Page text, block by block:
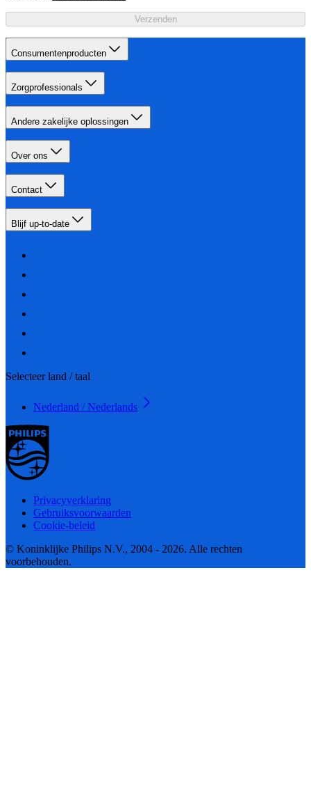
Verzenden
Consumentenproducten
Zorgprofessionals
Andere zakelijke oplossingen
Over ons
Contact
Blijf up-to-date
Selecteer land / taal
Nederland / Nederlands
Privacyverklaring
Gebruiksvoorwaarden
Cookie-beleid
© Koninklijke Philips N.V., 2004 - 2026. Alle rechten
voorbehouden.